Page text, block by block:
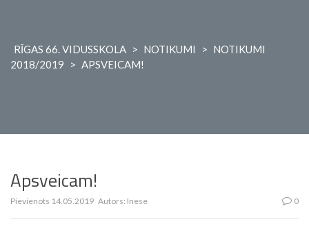
RĪGAS 66. VIDUSSKOLA > NOTIKUMI > NOTIKUMI
2018/2019
> APSVEICAM!
Apsveicam!
Pievienots 14.05.2019 Autors: Inese 0